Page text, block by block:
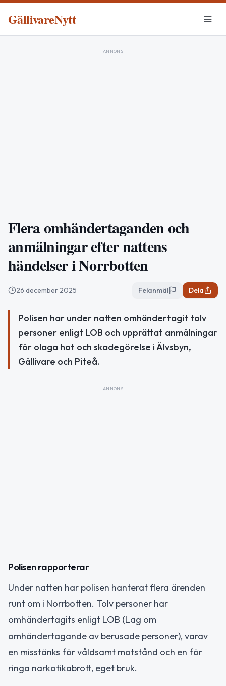
GällivareNytt
ANNONS
Flera omhändertaganden och
anmälningar efter nattens
händelser i Norrbotten
26 december 2025 Felanmäl Dela
Polisen har under natten omhändertagit tolv
personer enligt LOB och upprättat anmälningar
för olaga hot och skadegörelse i Älvsbyn,
Gällivare och Piteå.
ANNONS
Polisen rapporterar
Under natten har polisen hanterat flera ärenden
runt om i Norrbotten. Tolv personer har
omhändertagits enligt LOB (Lag om
omhändertagande av berusade personer), varav
en misstänks för våldsamt motstånd och en för
ringa narkotikabrott, eget bruk.